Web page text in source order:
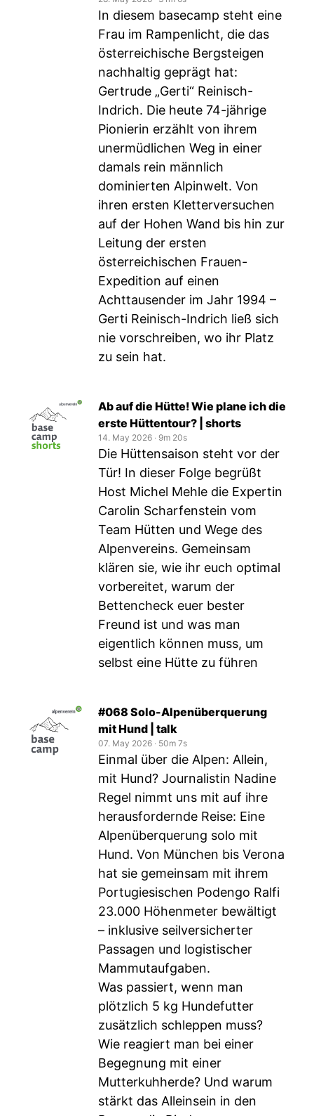
In diesem basecamp steht eine
Frau im Rampenlicht, die das
österreichische Bergsteigen
nachhaltig geprägt hat:
Gertrude „Gerti“ Reinisch-
Indrich. Die heute 74-jährige
Pionierin erzählt von ihrem
unermüdlichen Weg in einer
damals rein männlich
dominierten Alpinwelt. Von
ihren ersten Kletterversuchen
auf der Hohen Wand bis hin zur
Leitung der ersten
österreichischen Frauen-
Expedition auf einen
Achttausender im Jahr 1994 –
Gerti Reinisch-Indrich ließ sich
nie vorschreiben, wo ihr Platz
zu sein hat.
Ab auf die Hütte! Wie plane ich die
erste Hüttentour? | shorts
14. May 2026 ‧ 9m 20s
Die Hüttensaison steht vor der
Tür! In dieser Folge begrüßt
Host Michel Mehle die Expertin
Carolin Scharfenstein vom
Team Hütten und Wege des
Alpenvereins. Gemeinsam
klären sie, wie ihr euch optimal
vorbereitet, warum der
Bettencheck euer bester
Freund ist und was man
eigentlich können muss, um
selbst eine Hütte zu führen
#068 Solo-Alpenüberquerung
mit Hund | talk
07. May 2026 ‧ 50m 7s
Einmal über die Alpen: Allein,
mit Hund? Journalistin Nadine
Regel nimmt uns mit auf ihre
herausfordernde Reise: Eine
Alpenüberquerung solo mit
Hund. Von München bis Verona
hat sie gemeinsam mit ihrem
Portugiesischen Podengo Ralfi
23.000 Höhenmeter bewältigt
– inklusive seilversicherter
Passagen und logistischer
Mammutaufgaben.
Was passiert, wenn man
plötzlich 5 kg Hundefutter
zusätzlich schleppen muss?
Wie reagiert man bei einer
Begegnung mit einer
Mutterkuhherde? Und warum
stärkt das Alleinsein in den